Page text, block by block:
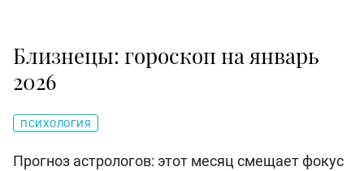
Близнецы: гороскоп на январь
2026
ПСИХОЛОГИЯ
Прогноз астрологов: этот месяц смещает фокус